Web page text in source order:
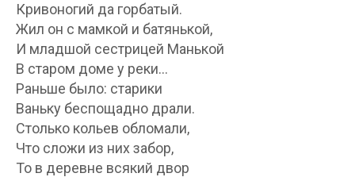
Кривоногий да горбатый.
Жил он с мамкой и батянькой,
И младшой сестрицей Манькой
В старом доме у реки…
Раньше было: старики
Ваньку беспощадно драли.
Столько кольев обломали,
Что сложи из них забор,
То в деревне всякий двор